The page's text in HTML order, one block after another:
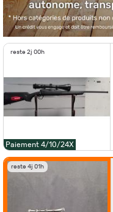
reste 2j 00h
Paiement 4/10/24X
reste 4j 01h